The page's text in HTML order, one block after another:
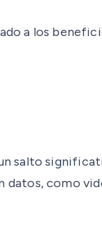
a los
salto
datos, como